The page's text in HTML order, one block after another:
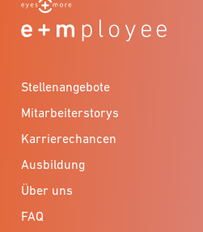
Stellenangebote
Mitarbeiterstorys
Karrierechancen
Ausbildung
Über uns
FAQ